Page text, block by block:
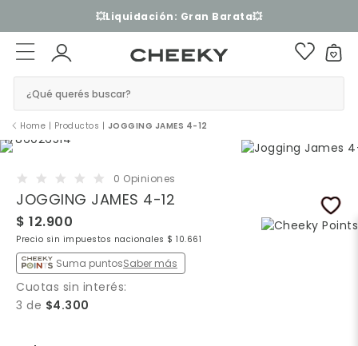
💥Liquidación: Gran Barata💥
¿Qué querés buscar?
Home | Productos | JOGGING JAMES 4-12
0 Opiniones
JOGGING JAMES 4-12
$ 12.900
Precio sin impuestos nacionales $ 10.661
Suma puntosSaber más
Cuotas sin interés:
3 de $4.300